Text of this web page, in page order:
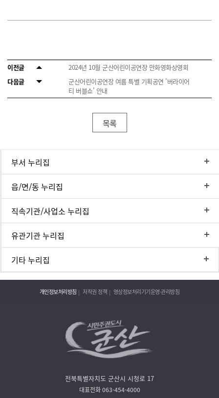
이전글
2024년 10월 군산어린이공연장 만화영화상영회
다음글
군산어린이공연장 여름 특별 기획공연 '버라이어
티 버블쇼' 안내
목록
부서 누리집
읍/면/동 누리집
직속기관/사업소 누리집
유관기관 누리집
기타 누리집
개인정보처리방침 저작권 정책 영상정보처리기기운영·관리방침
전북특별자치도 군산시 시청로 17
대표전화 063-454-4000